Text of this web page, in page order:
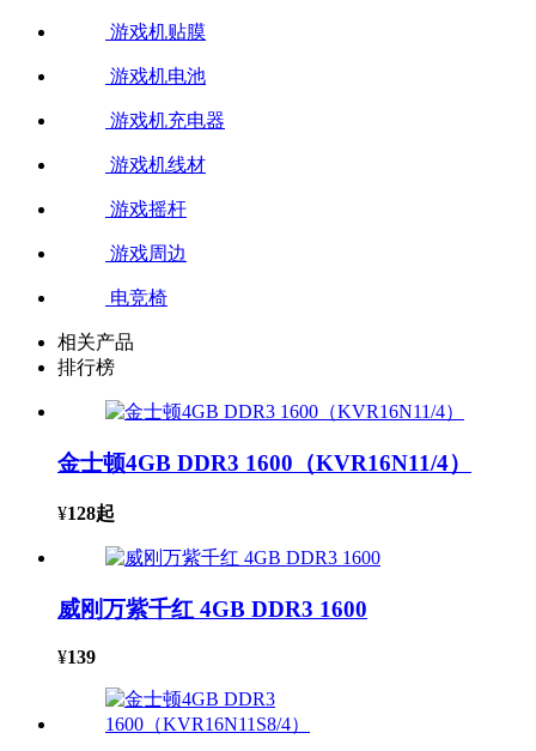
游戏机贴膜
游戏机电池
游戏机充电器
游戏机线材
游戏摇杆
游戏周边
电竞椅
相关产品
排行榜
金士顿4GB DDR3 1600（KVR16N11/4）
¥128起
威刚万紫千红 4GB DDR3 1600
¥139